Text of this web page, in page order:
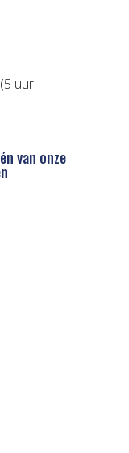
uur
van onze